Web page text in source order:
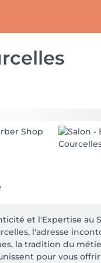
et l'Expertise au
l'adresse
la tradition du
pour vous